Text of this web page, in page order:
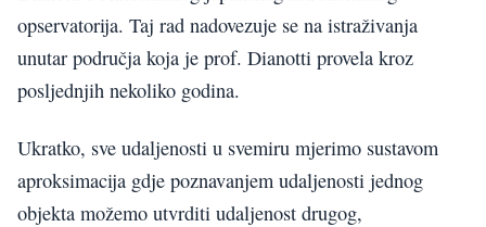
opservatorija. Taj rad nadovezuje se na istraživanja
unutar područja koja je prof. Dianotti provela kroz
posljednjih nekoliko godina.
Ukratko, sve udaljenosti u svemiru mjerimo sustavom
aproksimacija gdje poznavanjem udaljenosti jednog
objekta možemo utvrditi udaljenost drugog,